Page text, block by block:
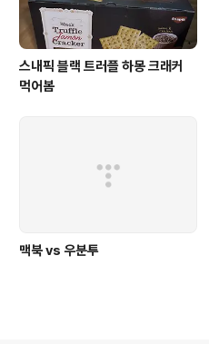
스내픽 블랙 트러플 하몽 크래커
먹어봄
맥북 vs 우분투